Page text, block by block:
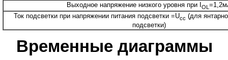
Выходное напряжение низкого уровня при I
OL
Ток подсветки при напряжении питания подсветки =Ucc (для
подсветки)
Временные диаграммы